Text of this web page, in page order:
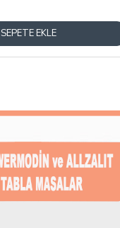
SEPETE EKLE